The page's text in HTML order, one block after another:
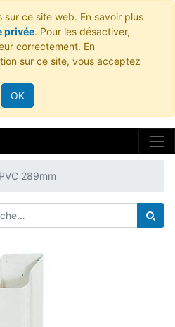
sur ce site web. En savoir plus
privée. Pour les désactiver,
correctement. En
sur ce site, vous acceptez
OK
289mm